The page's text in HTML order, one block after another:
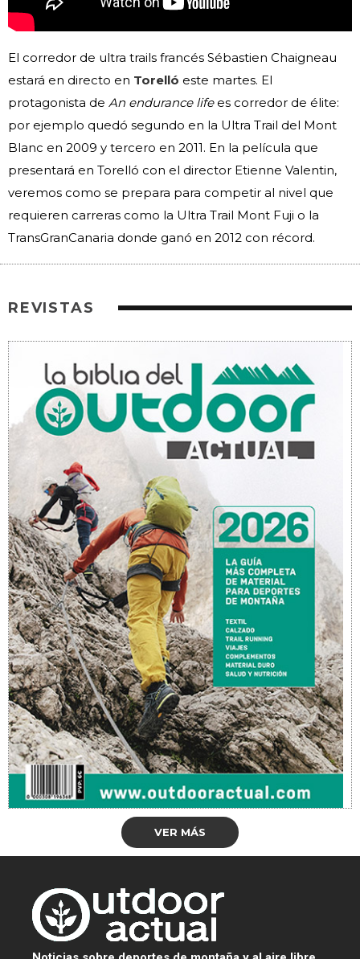
El corredor de ultra trails francés Sébastien Chaigneau
estará en directo en Torelló este martes. El
protagonista de An endurance life es corredor de élite:
por ejemplo quedó segundo en la Ultra Trail del Mont
Blanc en 2009 y tercero en 2011. En la película que
presentará en Torelló con el director Etienne Valentin,
veremos como se prepara para competir al nivel que
requieren carreras como la Ultra Trail Mont Fuji o la
TransGranCanaria donde ganó en 2012 con récord.
REVISTAS
VER MÁS